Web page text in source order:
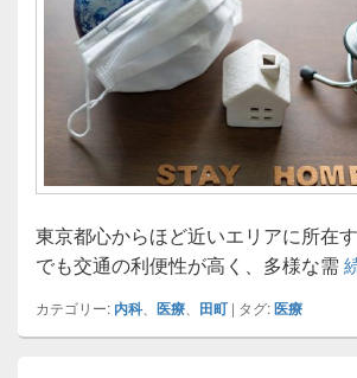
東京都心からほど近いエリアに所在
でも交通の利便性が高く、多様な需
カテゴリー: 内科、 医療 田町 | タグ:医療